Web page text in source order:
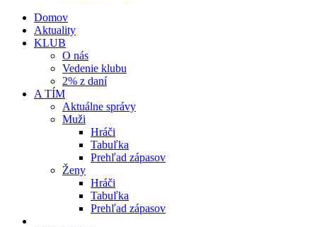
Domov
Aktuality
KLUB
O nás
Vedenie klubu
2% z daní
A TÍM
Aktuálne správy
Muži
Hráči
Tabuľka
Prehľad zápasov
Ženy
Hráči
Tabuľka
Prehľad zápasov